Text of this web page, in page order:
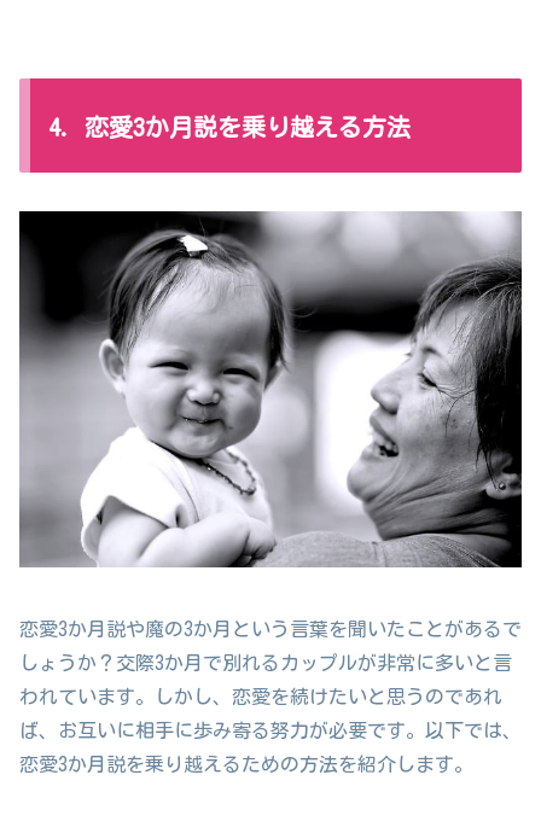
4. 恋愛3か月説を乗り越える方法
恋愛3か月説や魔の3か月という言葉を聞いたことがあるで
しょうか？交際3か月で別れるカップルが非常に多いと言
われています。しかし、恋愛を続けたいと思うのであれ
ば、お互いに相手に歩み寄る努力が必要です。以下では、
恋愛3か月説を乗り越えるための方法を紹介します。